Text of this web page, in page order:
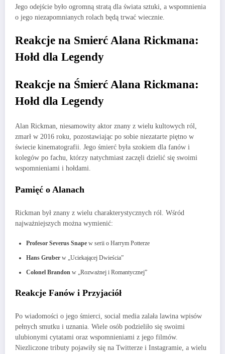
Jego odejście było ogromną stratą dla świata sztuki, a wspomnienia
o jego niezapomnianych rolach będą trwać wiecznie.
Reakcje na Smierć Alana Rickmana:
Hołd dla Legendy
Reakcje na Śmierć Alana Rickmana:
Hołd dla Legendy
Alan Rickman, niesamowity aktor znany z wielu kultowych ról,
zmarł w 2016 roku, pozostawiając po sobie niezatarte piętno w
świecie kinematografii. Jego śmierć była szokiem dla fanów i
kolegów po fachu, którzy natychmiast zaczęli dzielić się swoimi
wspomnieniami i hołdami.
Pamięć o Alanach
Rickman był znany z wielu charakterystycznych ról. Wśród
najważniejszych można wymienić:
Profesor Severus Snape w serii o Harrym Potterze
Hans Gruber w „Uciekającej Dwieścia”
Colonel Brandon w „Rozważnej i Romantycznej”
Reakcje Fanów i Przyjaciół
Po wiadomości o jego śmierci, social media zalała lawina wpisów
pełnych smutku i uznania. Wiele osób podzieliło się swoimi
ulubionymi cytatami oraz wspomnieniami z jego filmów.
Niezliczone tributy pojawiły się na Twitterze i Instagramie, a wielu